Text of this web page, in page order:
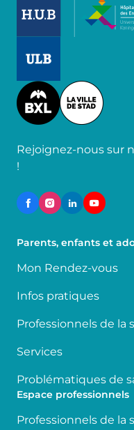
Image
Rejoignez-nous sur
!
Parents, enfants et
Mon Rendez-vous
Infos pratiques
Professionnels de la
Services
Problématiques de
Espace professionnels
Professionnels de la